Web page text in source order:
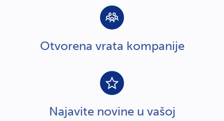
Otvorena vrata kompanije
Najavite novine u vašoj